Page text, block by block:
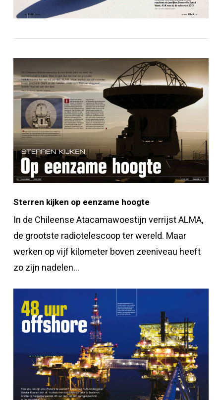
Sterren kijken op eenzame hoogte
In de Chileense Atacamawoestijn verrijst ALMA,
de grootste radiotelescoop ter wereld. Maar
werken op vijf kilometer boven zeeniveau heeft
zo zijn nadelen…